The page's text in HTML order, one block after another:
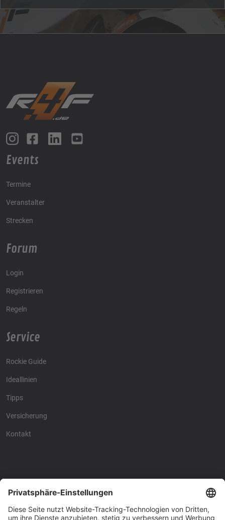
Events
Termine
Veranstalter
Strecken
Forum
Login
Registrieren
Regeln
Service
Rockie Guide
Ideallinien
Tipps
Versicherung
Kontakt